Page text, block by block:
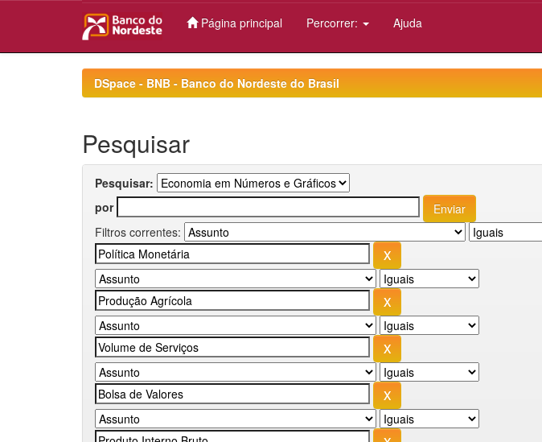
Página principal Percorrer: Ajuda
DSpace - BNB - Banco do Nordeste do Brasil
Pesquisar
Pesquisar:
por
Filtros correntes: